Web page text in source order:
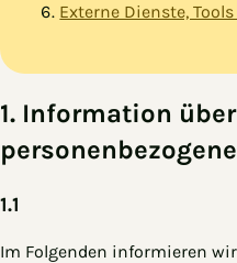
Externe Dienste,
1. Information
1.1
Im Folgenden informieren